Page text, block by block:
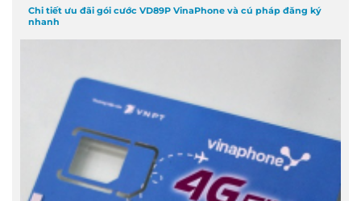
Chi tiết ưu đãi gói cước VD89P VinaPhone và cú pháp đăng ký
nhanh